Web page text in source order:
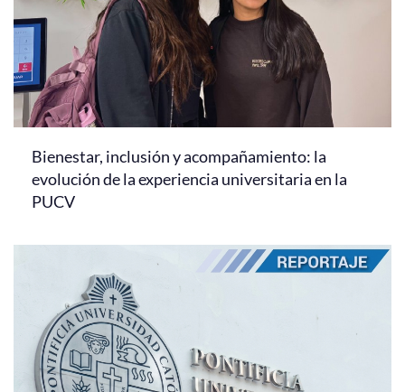
Bienestar, inclusión y acompañamiento: la
evolución de la experiencia universitaria en la
PUCV